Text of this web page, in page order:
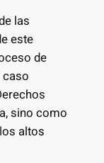
las
este
de
caso
sino como
altos